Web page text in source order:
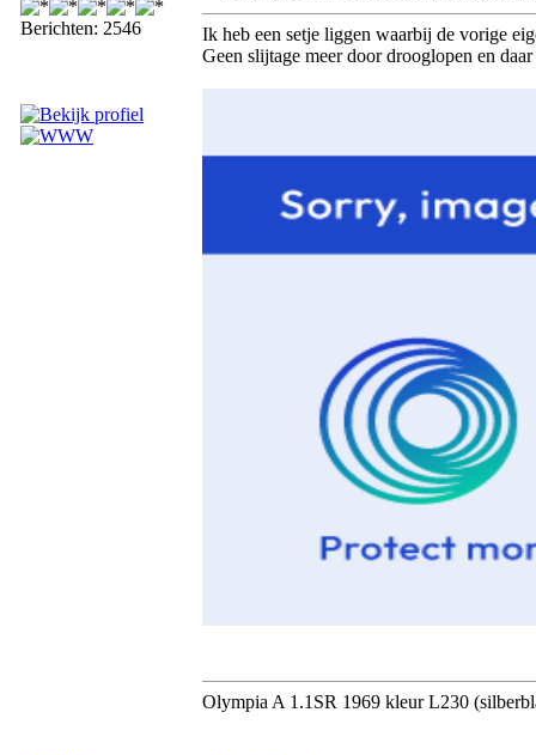
Berichten: 2546
Ik heb een setje liggen waarbij de vorige
Geen slijtage meer door drooglopen en
Olympia A 1.1SR 1969 kleur L230